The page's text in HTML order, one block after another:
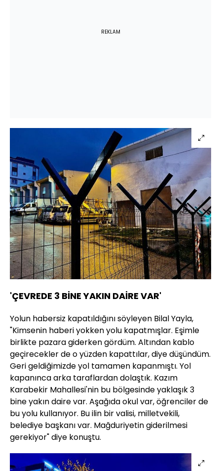
REKLAM
'ÇEVREDE 3 BİNE YAKIN DAİRE VAR'
Yolun habersiz kapatıldığını söyleyen Bilal Yayla,
"Kimsenin haberi yokken yolu kapatmışlar. Eşimle
birlikte pazara giderken gördüm. Altından kablo
geçirecekler de o yüzden kapattılar, diye düşündüm.
Geri geldiğimizde yol tamamen kapanmıştı. Yol
kapanınca arka taraflardan dolaştık. Kazım
Karabekir Mahallesi'nin bu bölgesinde yaklaşık 3
bine yakın daire var. Aşağıda okul var, öğrenciler de
bu yolu kullanıyor. Bu ilin bir valisi, milletvekili,
belediye başkanı var. Mağduriyetin giderilmesi
gerekiyor" diye konuştu.